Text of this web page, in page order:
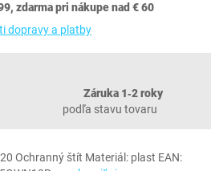
zdarma pri nákupe nad € 60
dopravy a platby
Záruka 1‐2 roky
podľa stavu tovaru
Ochranný štít Materiál: plast EAN: